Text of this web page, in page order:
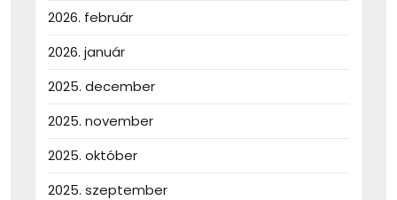
2026. február
2026. január
2025. december
2025. november
2025. október
2025. szeptember